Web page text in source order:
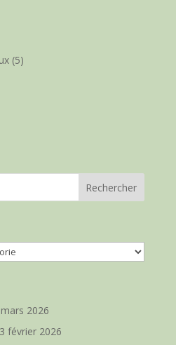
(5)
2026
février 2026